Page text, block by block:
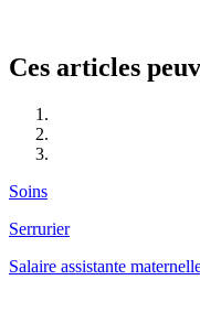
Ces articles
Soins
Serrurier
Salaire assistante